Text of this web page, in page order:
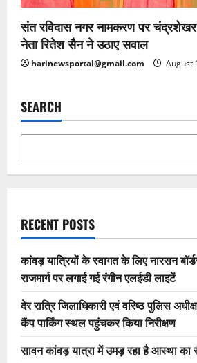
संत रविदास नगर नामकरण पर चंद्रशेखर
नेता रितेश सैन ने उठाए सवाल
harinewsportal@gmail.com August
SEARCH
RECENT POSTS
कांवड़ यात्रियों के स्वागत के लिए नारसन
राजमार्ग पर लगाई गई रंगीन एलईडी लाइटें
देर रात्रि जिलाधिकारी एवं वरिष्ठ पुलिस
कैंप पार्किंग स्थल पहुंचकर किया निरीक्षण
सावन कांवड़ यात्रा में उमड़ रहा है आस्था का